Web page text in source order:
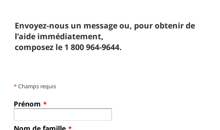
Envoyez-nous un message ou, pour obtenir de
l’aide immédiatement,
composez le 1 800 964-9644.
* Champs requis
Prénom *